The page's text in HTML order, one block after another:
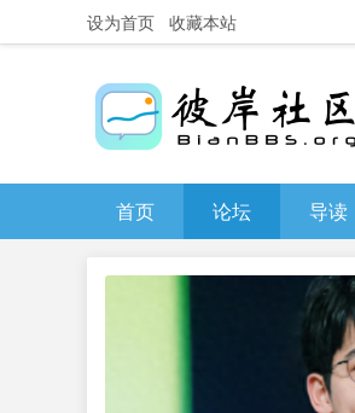
设为首页 收藏本站
首页 论坛 导读